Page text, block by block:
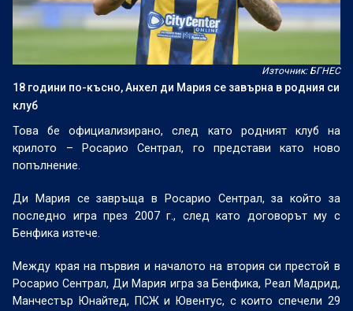
Източник: БГНЕС
18 години по-късно, Анхел ди Мария се завърна в родния си
клуб
Това бе официализирано, след като родният клуб на
крилото – Росарио Сентрал, го представи като ново
попълнение.
Ди Мария се завръща в Росарио Сентрал, за който за
последно игра през 2007 г., след като договорът му с
Бенфика изтече.
Между края на първия и началото на втория си престой в
Росарио Сентрал, Ди Мария игра за Бенфика, Реал Мадрид,
Манчестър Юнайтед, ПСЖ и Ювентус, с които спечели 29